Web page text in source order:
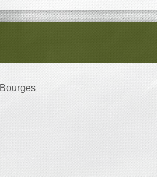
Bourges